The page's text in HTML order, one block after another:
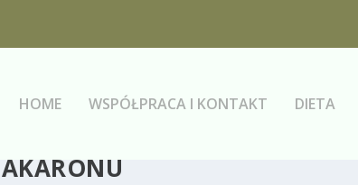
HOME WSPÓŁPRACA I KONTAKT DIETA